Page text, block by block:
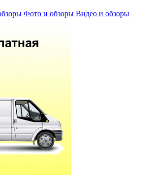
Фото и обзоры Видео и обзоры